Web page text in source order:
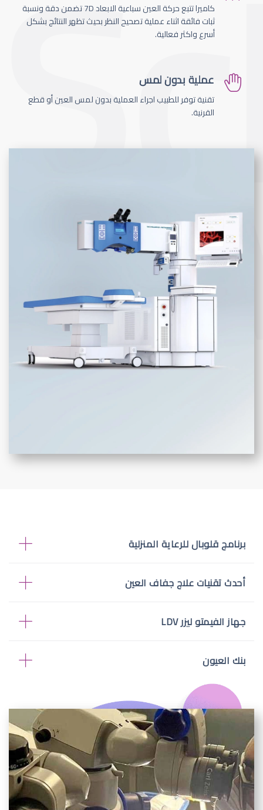
كاميرا تتبع حركة العين سباعية الابعاد 7D تضمن دقة ونسبة
ثبات فائقة اثناء عملية تصحيح النظر بحيث تظهر النتائج بشكل
أسرع واكثر فعالية.
عملية بدون لمس
تقنية توفر للطبيب اجراء العملية بدون لمس العين أو قطع
القرنية.
برنامج قلوبال للرعاية المنزلية
أحدث تقنيات علاج جفاف العين
جهاز الفيمتو ليزر LDV
بنك العيون